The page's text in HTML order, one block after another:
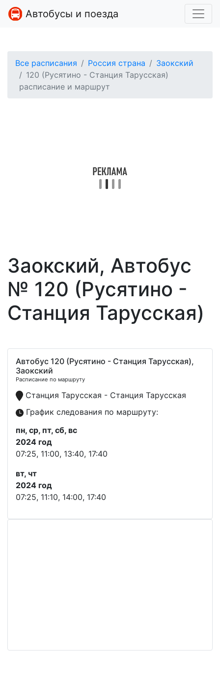
Автобусы и поезда
Все расписания Россия страна
Заокский
120 (Русятино - Станция Тарусская)
расписание и маршрут
Заокский, Автобус
№ 120 (Русятино -
Станция Тарусская)
Автобус 120 (Русятино - Станция Тарусская),
Заокский
Расписание по маршруту
Станция Тарусская - Станция Тарусская
График следования по маршруту:
пн, ср, пт, сб, вс
2024 год
07:25, 11:00, 13:40, 17:40
вт, чт
2024 год
07:25, 11:10, 14:00, 17:40